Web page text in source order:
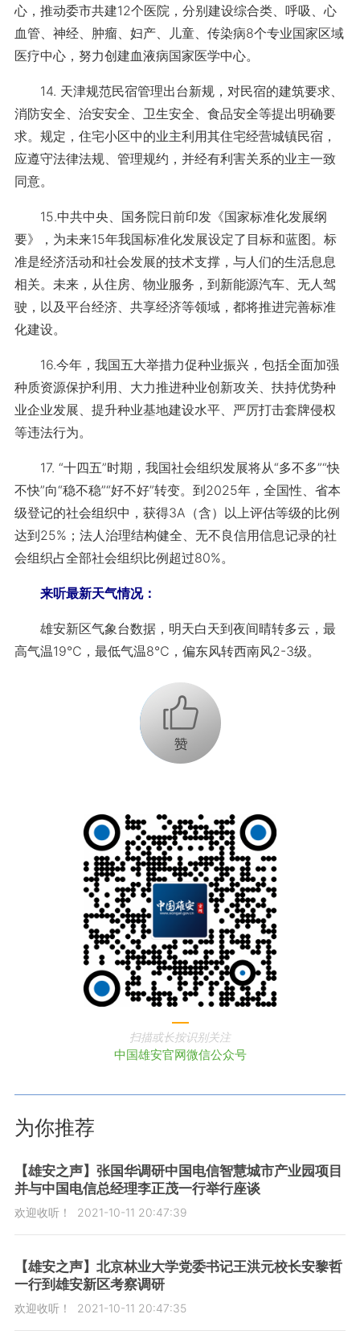
心，推动委市共建12个医院，分别建设综合类、呼吸、心
血管、神经、肿瘤、妇产、儿童、传染病8个专业国家区域
医疗中心，努力创建血液病国家医学中心。
14. 天津规范民宿管理出台新规，对民宿的建筑要求、
消防安全、治安安全、卫生安全、食品安全等提出明确要
求。规定，住宅小区中的业主利用其住宅经营城镇民宿，
应遵守法律法规、管理规约，并经有利害关系的业主一致
同意。
15.中共中央、国务院日前印发《国家标准化发展纲
要》，为未来15年我国标准化发展设定了目标和蓝图。标
准是经济活动和社会发展的技术支撑，与人们的生活息息
相关。未来，从住房、物业服务，到新能源汽车、无人驾
驶，以及平台经济、共享经济等领域，都将推进完善标准
化建设。
16.今年，我国五大举措力促种业振兴，包括全面加强
种质资源保护利用、大力推进种业创新攻关、扶持优势种
业企业发展、提升种业基地建设水平、严厉打击套牌侵权
等违法行为。
17. “十四五”时期，我国社会组织发展将从“多不多”“快
不快”向“稳不稳”“好不好”转变。到2025年，全国性、省本
级登记的社会组织中，获得3A（含）以上评估等级的比例
达到25%；法人治理结构健全、无不良信用信息记录的社
会组织占全部社会组织比例超过80%。
来听最新天气情况：
雄安新区气象台数据，明天白天到夜间晴转多云，最
高气温19℃，最低气温8℃，偏东风转西南风2-3级。
+1
扫描或长按识别关注
中国雄安官网微信公众号
为你推荐
【雄安之声】张国华调研中国电信智慧城市产业园项目
并与中国电信总经理李正茂一行举行座谈
欢迎收听！ 2021-10-11 20:47:39
【雄安之声】北京林业大学党委书记王洪元校长安黎哲
一行到雄安新区考察调研
欢迎收听！ 2021-10-11 20:47:35